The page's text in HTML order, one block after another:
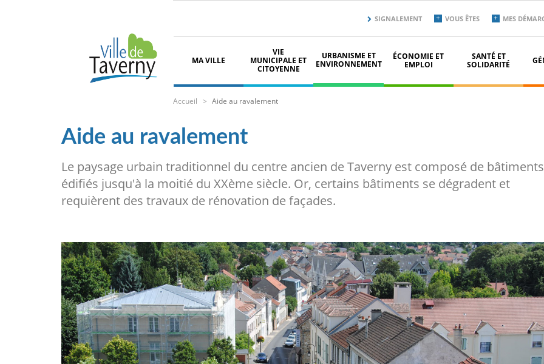
secondaire
top
SIGNALEMENT VOUS ÊTES MES
principale
MA VILLE
VIE
MUNICIPALE ET
CITOYENNE
URBANISME ET
ENVIRONNEMENT
ÉCONOMIE ET
EMPLOI
SANTÉ ET
SOLIDARITÉ
Fil
Accueil Aide au ravalement
Aide au ravalement
Le paysage urbain traditionnel du centre ancien de Taverny est composé de bâtiments
édifiés jusqu'à la moitié du XXème siècle. Or, certains bâtiments se dégradent et
requièrent des travaux de rénovation de façades.